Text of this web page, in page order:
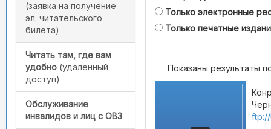
(заявка на получение
эл. читательского
билета)
Читать там, где вам
удобно (удаленный
доступ)
Обслуживание
инвалидов и лиц с ОВЗ
Только электронные
Только печатные
Показаны результаты